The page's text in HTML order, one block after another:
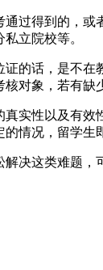
过得到的，
立院校等。
的话，是不
对象，若有缺
实性以及有
情况，留学生
决这类难题，